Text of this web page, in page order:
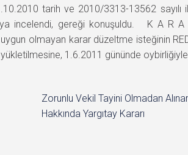
tarih ve 2010/3313-13562
incelendi, gereği konuşuldu. K A R A
olmayan karar düzeltme isteğinin
1.6.2011 gününde
Zorunlu Vekil Tayini Olmadan
Hakkında Yargıtay Kararı